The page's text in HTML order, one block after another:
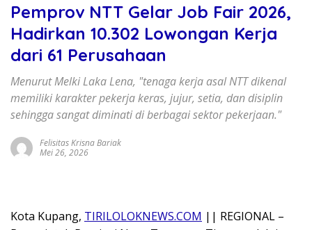
Pemprov NTT Gelar Job Fair 2026,
Hadirkan 10.302 Lowongan Kerja
dari 61 Perusahaan
Menurut Melki Laka Lena, "tenaga kerja asal NTT dikenal
memiliki karakter pekerja keras, jujur, setia, dan disiplin
sehingga sangat diminati di berbagai sektor pekerjaan."
Felisitas Krisna Bariak
Mei 26, 2026
Kota Kupang, TIRILOLOKNEWS.COM || REGIONAL –